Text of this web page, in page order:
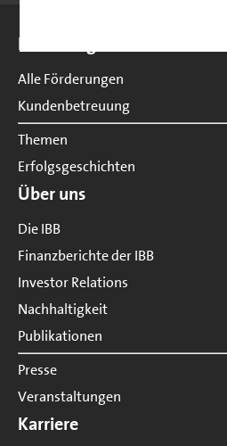
Förderungen
Alle Förderungen
Kundenbetreuung
Themen
Erfolgsgeschichten
Über uns
Die IBB
Finanzberichte der IBB
Investor Relations
Nachhaltigkeit
Publikationen
Presse
Veranstaltungen
Karriere